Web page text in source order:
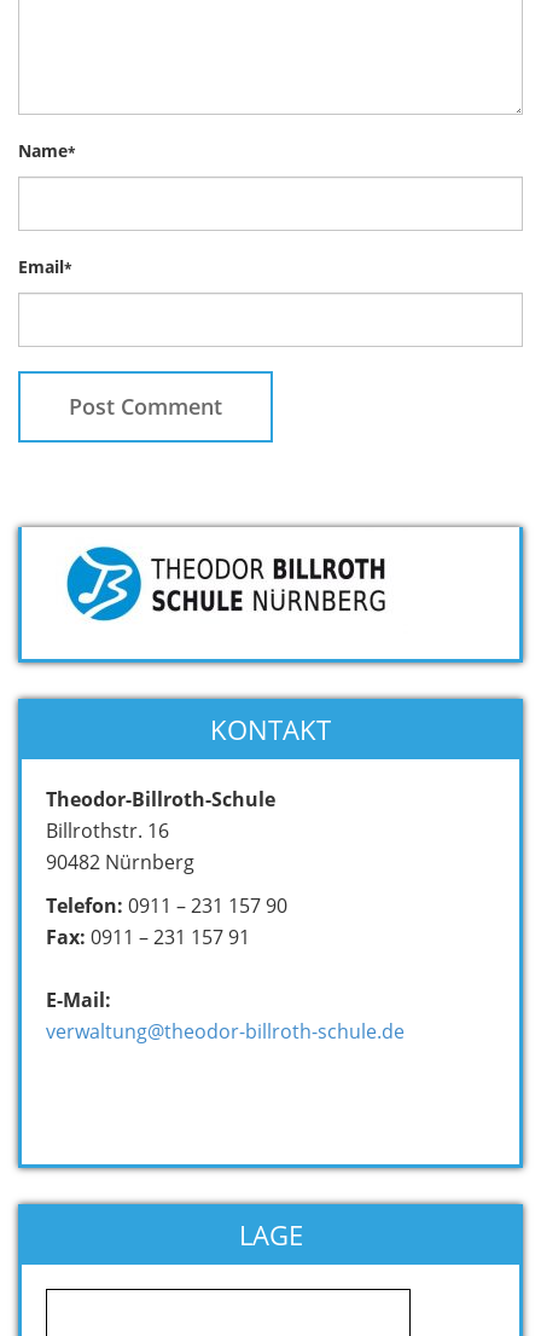
Name*
Email*
KONTAKT
Theodor-Billroth-Schule
Billrothstr. 16
90482 Nürnberg
Telefon: 0911 – 231 157 90
Fax: 0911 – 231 157 91
E-Mail:
verwaltung@theodor-billroth-schule.de
LAGE